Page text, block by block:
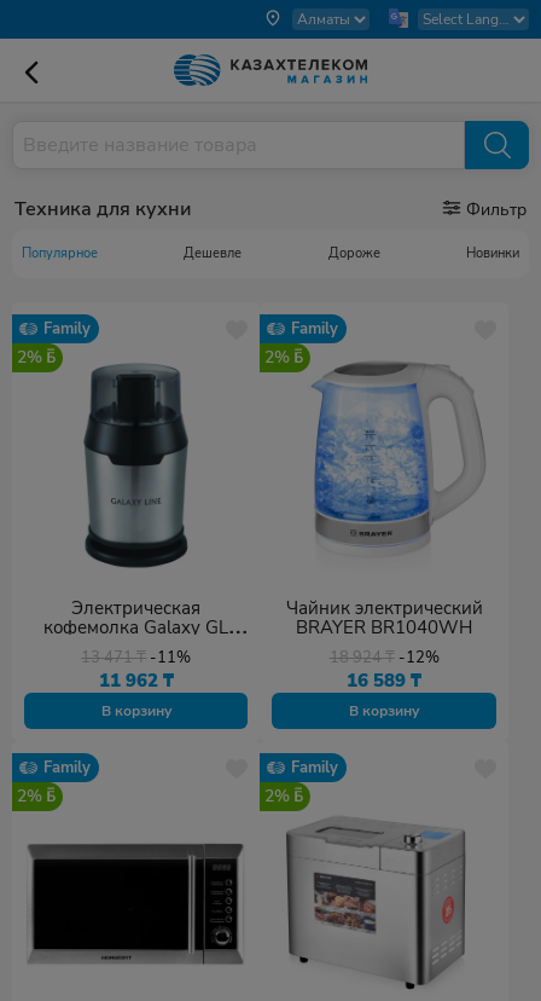
Техника для кухни Фильтр
Популярное Дешевле Дороже Новинки
Family
2%
Электрическая
кофемолка Galaxy GL
0906
13 471₸ -11%
11 962 ₸
В корзину
Family
2%
Чайник электрический
BRAYER BR1040WH
18 924₸ -12%
16 589₸
В корзину
Family
2%
Family
2%